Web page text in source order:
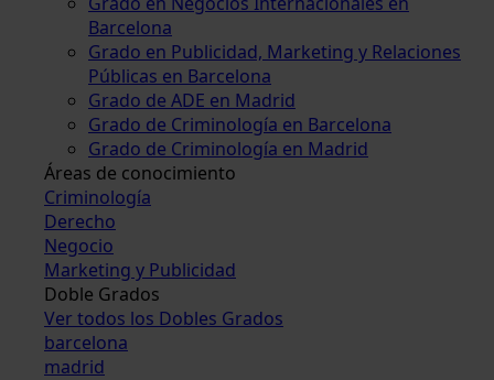
Barcelona
Grado en Publicidad, Marketing y Relaciones
Públicas en Barcelona
Grado de ADE en Madrid
Grado de Criminología en Barcelona
Grado de Criminología en Madrid
Áreas de conocimiento
Criminología
Derecho
Negocio
Marketing y Publicidad
Doble Grados
Ver todos los Dobles Grados
barcelona
madrid